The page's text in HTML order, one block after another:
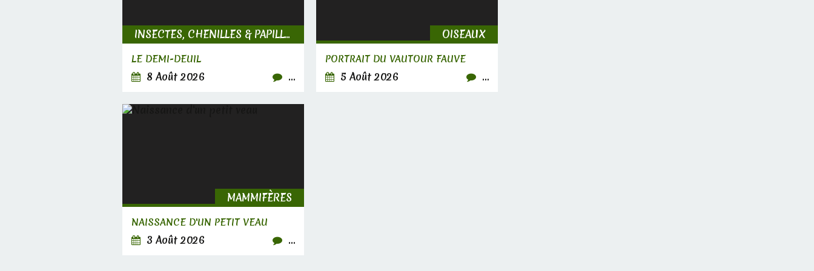
INSECTES, CHENILLES & PAPILLONS
LE DEMI-DEUIL
8 Août 2026 …
OISEAUX
PORTRAIT DU VAUTOUR FAUVE
5 Août 2026 …
MAMMIFÈRES
NAISSANCE D'UN PETIT VEAU
3 Août 2026 …